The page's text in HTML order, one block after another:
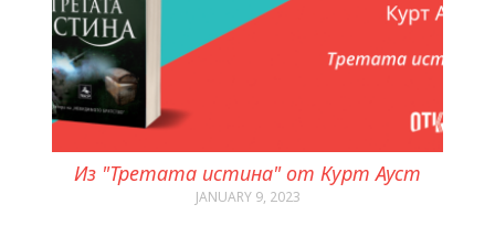
Из "Третата истина" от Курт Ауст
JANUARY 9, 2023